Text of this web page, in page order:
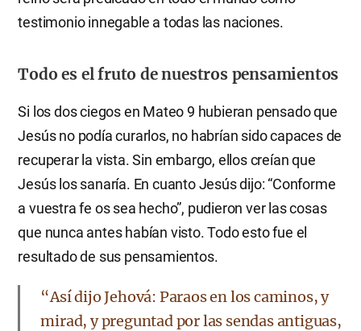
testimonio innegable a todas las naciones.
Todo es el fruto de nuestros pensamientos
Si los dos ciegos en Mateo 9 hubieran pensado que
Jesús no podía curarlos, no habrían sido capaces de
recuperar la vista. Sin embargo, ellos creían que
Jesús los sanaría. En cuanto Jesús dijo: “Conforme
a vuestra fe os sea hecho”, pudieron ver las cosas
que nunca antes habían visto. Todo esto fue el
resultado de sus pensamientos.
“Así dijo Jehová: Paraos en los caminos, y
mirad, y preguntad por las sendas antiguas,